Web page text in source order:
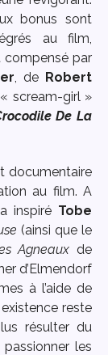
bonus sont
au film,
compensé par
, de Robert
scream-girl »
De La
documentaire
au film. A
inspiré Tobe
(ainsi que le
Agneaux de
d’Elmendorf
à l’aide de
reste
résulter du
les